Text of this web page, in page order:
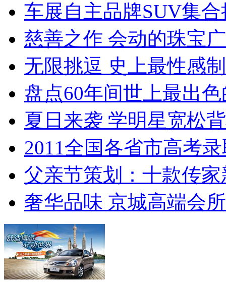
车展自主品牌SUV集合
慈善之作 会动的珠宝
无限挑逗 史上最性感
盘点60年间世上最出色
夏日来袭 学明星宽松
2011全国各省市高考
父亲节策划：十款传家
奢华品味 京城高端会